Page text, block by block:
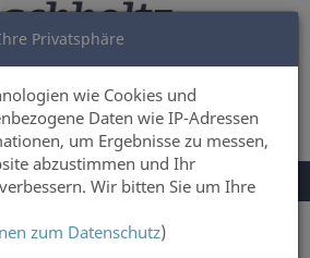
Privatsphäre
wie Cookies und
Daten wie IP-Adressen
um Ergebnisse zu messen,
abzustimmen und Ihr
Wir bitten Sie um Ihre
zum Datenschutz)
WARENKORB 0